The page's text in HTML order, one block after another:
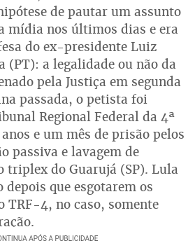
de pautar um assunto
mídia nos últimos dias e era
do ex-presidente Luiz
(PT): a legalidade ou não da
pela Justiça em segunda
passada, o petista foi
Regional Federal da 4ª
e um mês de prisão pelos
passiva e lavagem de
triplex do Guarujá (SP). Lula
depois que esgotarem os
TRF-4, no caso, somente